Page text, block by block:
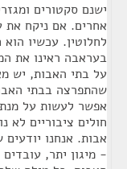
ישנם סקטורים
אחרים. אם ניקח את
לחלוטין. עכשיו
בעראבה ראינו את
על בתי האבות, יש
שהתפרצה בבתי
אפשר לעשות על
חולים ציבוריים
אבות. אנחנו
- מיגון יתר,